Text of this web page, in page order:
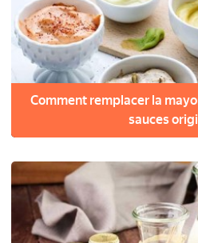
Comment remplacer la
sauces